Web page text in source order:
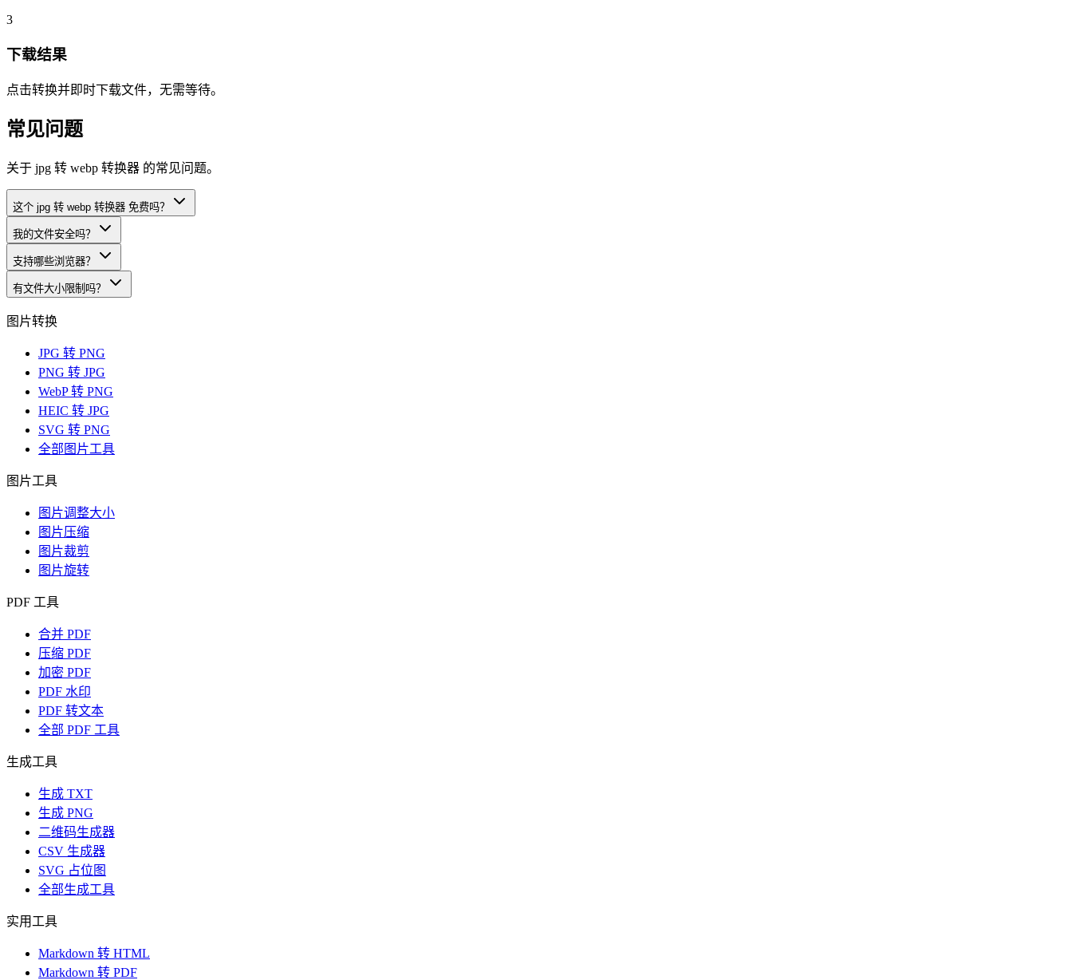
3
下载结果
点击转换并即时下载文件，无需等待。
常见问题
关于 jpg 转 webp 转换器 的常见问题。
这个 jpg 转 webp 转换器 免费吗？
我的文件安全吗？
支持哪些浏览器？
有文件大小限制吗？
图片转换
JPG 转 PNG
PNG 转 JPG
WebP 转 PNG
HEIC 转 JPG
SVG 转 PNG
全部图片工具
图片工具
图片调整大小
图片压缩
图片裁剪
图片旋转
PDF 工具
合并 PDF
压缩 PDF
加密 PDF
PDF 水印
PDF 转文本
全部 PDF 工具
生成工具
生成 TXT
生成 PNG
二维码生成器
CSV 生成器
SVG 占位图
全部生成工具
实用工具
Markdown 转 HTML
Markdown 转 PDF